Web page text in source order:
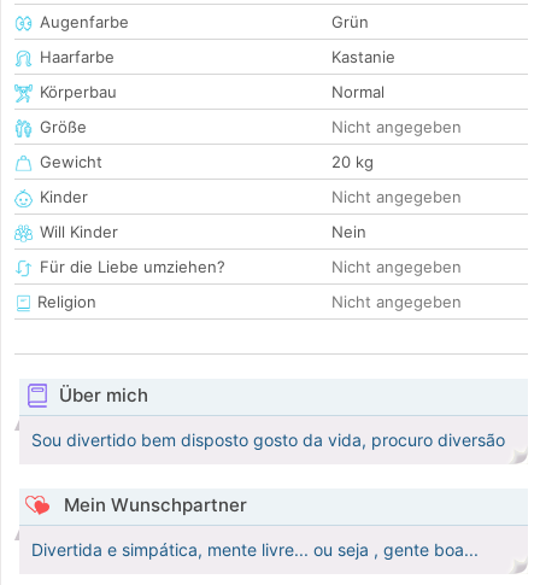
Augenfarbe
Grün
Haarfarbe
Kastanie
Körperbau
Normal
Größe
Nicht angegeben
Gewicht
20 kg
Kinder
Nicht angegeben
Will Kinder
Nein
Für die Liebe umziehen?
Nicht angegeben
Religion
Nicht angegeben
Über mich
Sou divertido bem disposto gosto da vida, procuro diversão
Mein Wunschpartner
Divertida e simpática, mente livre... ou seja , gente boa...